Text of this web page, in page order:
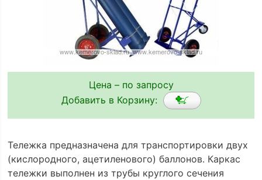
Цена – по запросу
Добавить в Корзину:
Тележка предназначена для транспортировки двух
(кислородного, ацетиленового) баллонов. Каркас
тележки выполнен из трубы круглого сечения